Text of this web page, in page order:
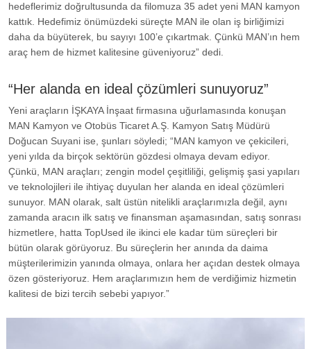
hedeflerimiz doğrultusunda da filomuza 35 adet yeni MAN kamyon
kattık. Hedefimiz önümüzdeki süreçte MAN ile olan iş birliğimizi
daha da büyüterek, bu sayıyı 100’e çıkartmak. Çünkü MAN’ın hem
araç hem de hizmet kalitesine güveniyoruz” dedi.
“Her alanda en ideal çözümleri sunuyoruz”
Yeni araçların İŞKAYA İnşaat firmasına uğurlamasında konuşan
MAN Kamyon ve Otobüs Ticaret A.Ş. Kamyon Satış Müdürü
Doğucan Suyani ise, şunları söyledi; “MAN kamyon ve çekicileri,
yeni yılda da birçok sektörün gözdesi olmaya devam ediyor.
Çünkü, MAN araçları; zengin model çeşitliliği, gelişmiş şasi yapıları
ve teknolojileri ile ihtiyaç duyulan her alanda en ideal çözümleri
sunuyor. MAN olarak, salt üstün nitelikli araçlarımızla değil, aynı
zamanda aracın ilk satış ve finansman aşamasından, satış sonrası
hizmetlere, hatta TopUsed ile ikinci ele kadar tüm süreçleri bir
bütün olarak görüyoruz. Bu süreçlerin her anında da daima
müşterilerimizin yanında olmaya, onlara her açıdan destek olmaya
özen gösteriyoruz. Hem araçlarımızın hem de verdiğimiz hizmetin
kalitesi de bizi tercih sebebi yapıyor.”